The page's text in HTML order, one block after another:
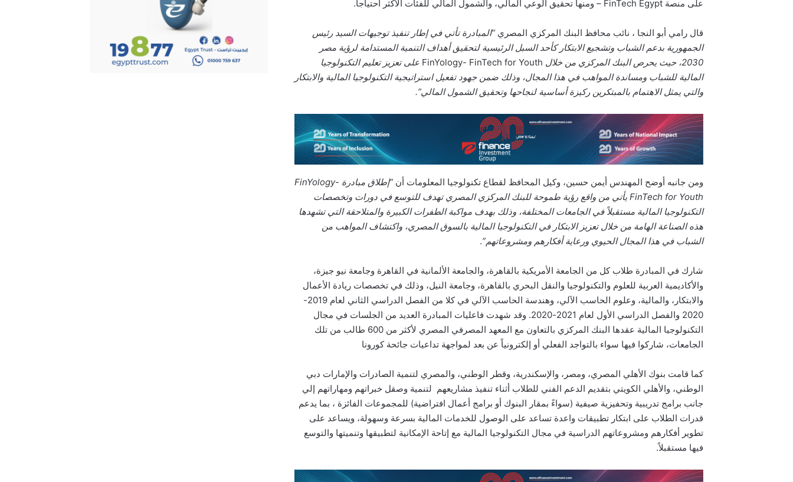
على منصة FinTech Egypt – ومنها تحقيق الوعي المالي، والشمول المالي للفئات الأكثر احتياجاً.
قال رامي أبو النجا ، نائب محافظ البنك المركزي المصري“المبادرة تأتي في إطار تنفيذ توجيهات السيد رئيس
الجمهورية بدعم الشباب وتشجيع الابتكار كأحد السبل الرئيسية لتحقيق أهداف التنمية المستدامة لرؤية مصر
2030، حيث يحرص البنك المركزي من خلال
FinYology- FinTech for Youth على تعزيز تعليم التكنولوجيا
المالية للشباب ومساندة المواهب في هذا المجال، وذلك ضمن جهود تفعيل استراتيجية التكنولوجيا المالية والابتكار
والتي يمثل الاهتمام بالمبتكرين ركيزة أساسية لنجاحها وتحقيق الشمول المالي”.
ومن جانبه أوضح المهندس أيمن حسين، وكيل المحافظ لقطاع تكنولوجيا المعلومات أن
“إطلاق مبادرة FinYology-
FinTech for Youth يأتي من واقع رؤية طموحة للبنك المركزي المصري تهدف للتوسع في دورات وتخصصات
التكنولوجيا المالية مستقبلاً في الجامعات المختلفة، وذلك بهدف مواكبة الطفرات الكبيرة والمتلاحقة التي تشهدها
هذه الصناعة الهامة من خلال تعزيز الابتكار في التكنولوجيا المالية بالسوق المصري، واكتشاف المواهب من
الشباب في هذا المجال الحيوي ورعاية أفكارهم ومشروعاتهم”.
شارك في المبادرة طلاب كل من الجامعة الأمريكية بالقاهرة، والجامعة الألمانية في القاهرة وجامعة نيو جيزة،
والأكاديمية العربية للعلوم والتكنولوجيا والنقل البحري بالقاهرة، وجامعة النيل، وذلك في تخصصات ريادة الأعمال
والابتكار، والمالية، وعلوم الحاسب الآلي، وهندسة الحاسب الآلي في كلا من الفصل الدراسي الثاني لعام 2019-
2020 والفصل الدراسي الأول لعام 2021-2020. وقد شهدت فاعليات المبادرة العديد من الجلسات في مجال
التكنولوجيا المالية عقدها البنك المركزي بالتعاون مع المعهد المصرفي المصري لأكثر من 600 طالب من تلك
الجامعات، شاركوا فيها سواء بالتواجد الفعلي أو إلكترونياً عن بعد لمواجهة تداعيات جائحة كورونا
كما قامت بنوك الأهلي المصري، ومصر، والإسكندرية، وقطر الوطني، والمصري لتنمية الصادرات والإمارات دبي
الوطني، والأهلي الكويتي بتقديم الدعم الفني للطلاب أثناء تنفيذ مشاريعهم لتنمية وصقل خبراتهم ومهاراتهم إلي
جانب برامج تدريبية وتحفيزية صيفية (سواءً بمقار البنوك أو برامج أعمال افتراضية) للمجموعات الفائزة ، بما يدعم
قدرات الطلاب على ابتكار تطبيقات واعدة تساعد على الوصول للخدمات المالية بسرعة وسهولة، ويساعد على
تطوير أفكارهم ومشروعاتهم الدراسية في مجال التكنولوجيا المالية مع إتاحة الإمكانية لتطبيقها وتنميتها والتوسع
فيها مستقبلاً.